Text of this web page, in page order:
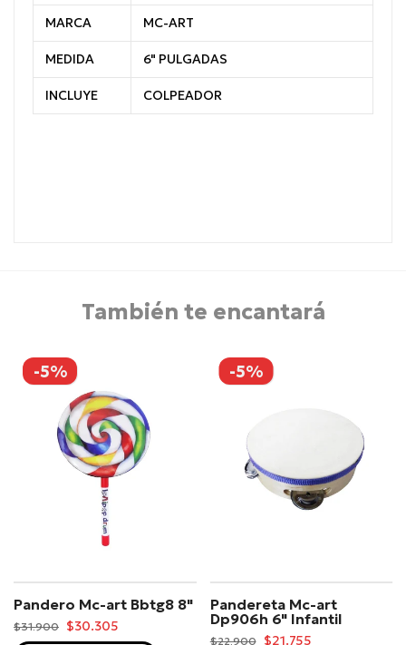
MARCA MC-ART
MEDIDA 6" PULGADAS
INCLUYE COLPEADOR
También te encantará
-5%
Pandero Mc-art Bbtg8 8"
$31.900 $30.305
-5%
Pandereta Mc-art
Dp906h 6" Infantil
$22.900 $21.755